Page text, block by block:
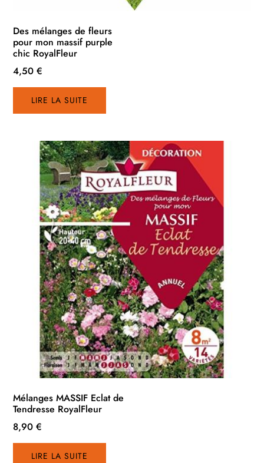
Des mélanges de fleurs
pour mon massif purple
chic RoyalFleur
4,50€
LIRE LA SUITE
Mélanges MASSIF Eclat de
Tendresse RoyalFleur
8,90€
LIRE LA SUITE